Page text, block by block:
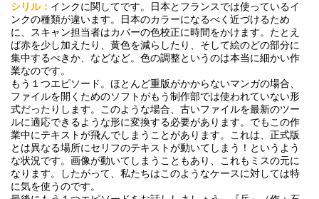
シリル： インクに関してです。日本とフランスでは使っているイ
ンクの種類が違います。日本のカラーになるべく近づけるため
に、スキャン担当者はカバーの色校正に時間をかけます。たとえ
ば赤を少し加えたり、黄色を減らしたり、そして絵のどの部分に
集中するべきか、などなど。色の調整というのは本当に細かい作
業なのです。
もう１つエピソード。ほとんど重版がかからないマンガの場合、
ファイルを開くためのソフトがもう制作部では使われていない形
式だったりします。このような場合、古いファイルを最新のツー
ルに適応できるような形に変換する必要があります。でもこの作
業中にテキストが飛んでしまうことがあります。これは、正式版
とは異なる場所にセリフのテキストが動いてしまう！というよう
な状況です。画像が動いてしまうこともあり、これもミスの元に
なります。したがって、私たちはこのようなケースに対しては特
に気を使うのです。